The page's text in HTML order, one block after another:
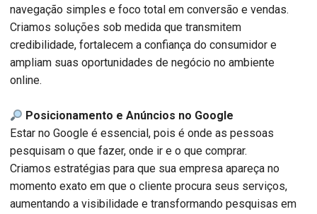
navegação simples e foco total em conversão e vendas.
Criamos soluções sob medida que transmitem
credibilidade, fortalecem a confiança do consumidor e
ampliam suas oportunidades de negócio no ambiente
online.
Posicionamento e Anúncios no Google
Estar no Google é essencial, pois é onde as pessoas
pesquisam o que fazer, onde ir e o que comprar.
Criamos estratégias para que sua empresa apareça no
momento exato em que o cliente procura seus serviços,
aumentando a visibilidade e transformando pesquisas em